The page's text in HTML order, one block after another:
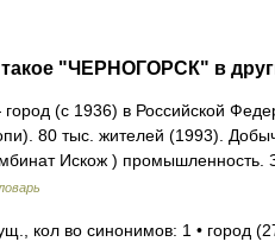
"ЧЕРНОГОРСК" в
(с 1936) в Российской
80 тыс. жителей (1993).
Искож )
кол во синонимов: 1 • город